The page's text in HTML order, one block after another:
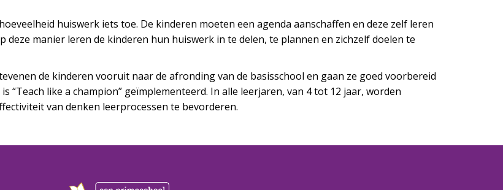
huiswerk iets toe. De kinderen moeten een agenda aanschaffen en deze zelf leren
manier leren de kinderen hun huiswerk in te delen, te plannen en zichzelf doelen te
de kinderen vooruit naar de afronding van de basisschool en gaan ze goed voorbereid
“Teach like a champion” geïmplementeerd. In alle leerjaren, van 4 tot 12 jaar, worden
van denken leerprocessen te bevorderen.